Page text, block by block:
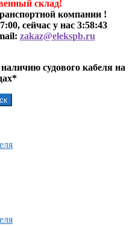
склад!
компании !
сейчас у нас 3:58:43
zakaz@elekspb.ru
судового кабеля на